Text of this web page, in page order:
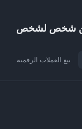
من شخص لشخص
بيع العملات الرقمية